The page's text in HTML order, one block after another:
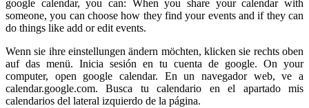
google calendar, you can: When you share your calendar with
someone, you can choose how they find your events and if they can
do things like add or edit events.
Wenn sie ihre einstellungen ändern möchten, klicken sie rechts oben
auf das menü. Inicia sesión en tu cuenta de google. On your
computer, open google calendar. En un navegador web, ve a
calendar.google.com. Busca tu calendario en el apartado mis
calendarios del lateral izquierdo de la página.